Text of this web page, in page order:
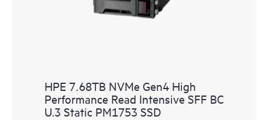
HPE 7.68TB NVMe Gen4 High
Performance Read Intensive SFF BC
U.3 Static PM1753 SSD